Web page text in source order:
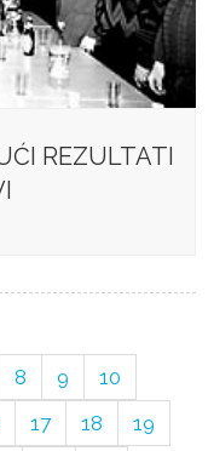
REZULTATI
8 9
10
17 18
19